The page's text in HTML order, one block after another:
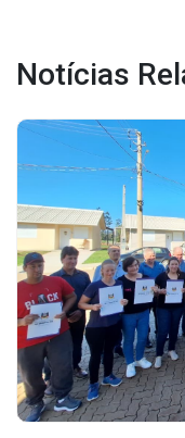
Radar da
Outros
Downloads
Notícias
Contato
Página Inicial
Notícias